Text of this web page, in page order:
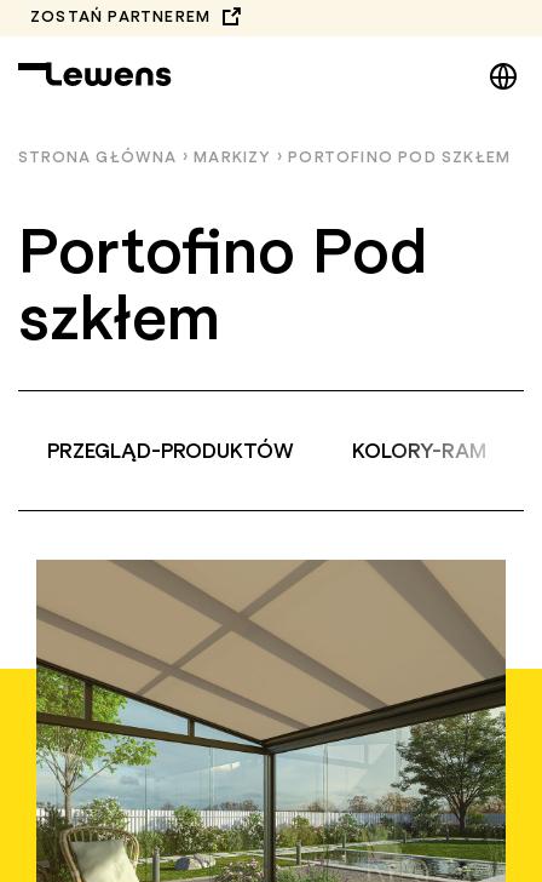
Przejdź
do
treści
ZOSTAŃ PARTNEREM
DE
NL
STRONA GŁÓWNA › MARKIZY › PORTOFINO POD SZKŁEM
Portofino Pod
szkłem
PRZEGLĄD-PRODUKTÓW KOLORY-RAM